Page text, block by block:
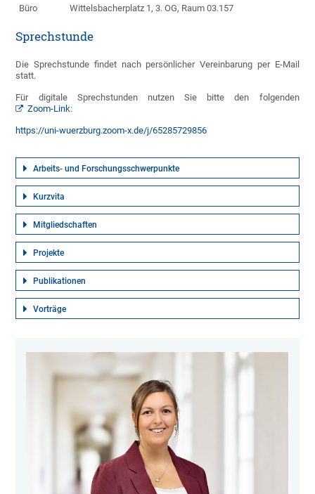
Büro
Wittelsbacherplatz 1, 3. OG, Raum 03.157
Sprechstunde
Die Sprechstunde findet nach persönlicher Vereinbarung per E-Mail
statt.
Für digitale Sprechstunden nutzen Sie bitte den folgenden
Zoom-Link:
https://uni-wuerzburg.zoom-x.de/j/65285729856
Arbeits- und Forschungsschwerpunkte
Kurzvita
Mitgliedschaften
Projekte
Publikationen
Vorträge